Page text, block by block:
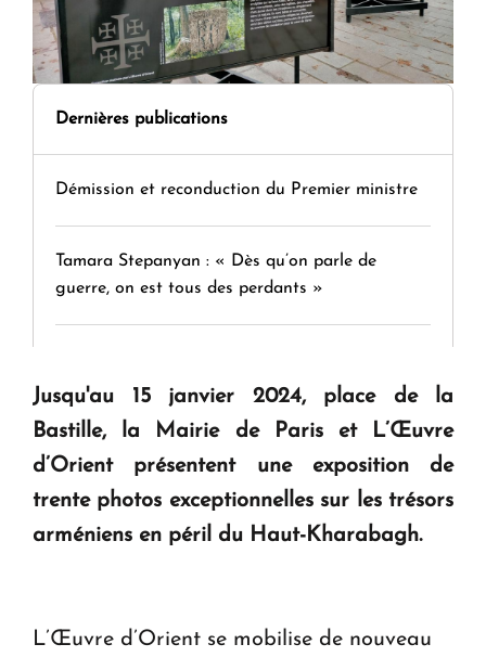
Dernières publications
Démission et reconduction du Premier ministre
Tamara Stepanyan : « Dès qu’on parle de
guerre, on est tous des perdants »
question d'un référendum ne se pose pas. "
KASA : 30 ans d'audace, de résilience et d'avenir
en Arménie
Jusqu'au 15 janvier 2024, place de la
Bastille, la Mairie de Paris et L’Œuvre
d’Orient présentent une exposition de
trente photos exceptionnelles sur les trésors
arméniens en péril du Haut-Kharabagh.
L’Œuvre d’Orient se mobilise de nouveau